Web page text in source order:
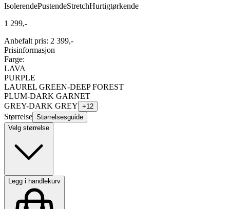
IsolerendePustendeStretchHurtigtørkende
1 299,-
Anbefalt pris: 2 399,-
Prisinformasjon
Farge:
LAVA
PURPLE
LAUREL GREEN-DEEP FOREST
PLUM-DARK GARNET
GREY-DARK GREY +12
Størrelse Størrelsesguide
Velg størrelse
Legg i handlekurv